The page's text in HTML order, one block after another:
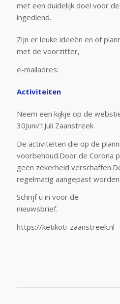
met een duidelijk doel voor
ingediend.
Zijn er leuke ideeën en of
met de voorzitter,
e-mailadres:
Activiteiten
Neem een kijkje op de
30Juni/1Juli Zaanstreek.
De activiteiten die op de
voorbehoud.Door de Corona
geen zekerheid
regelmatig aangepast worden.
Schrijf u in voor de
https://ketikoti-zaanstreek.nl